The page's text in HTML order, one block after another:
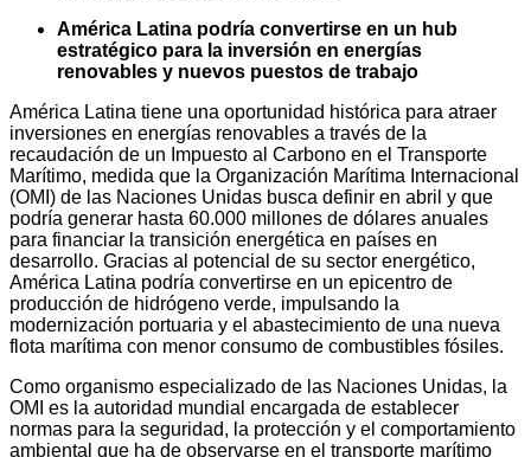
América Latina podría convertirse en un hub
estratégico para la inversión en energías
renovables y nuevos puestos de trabajo
América Latina tiene una oportunidad histórica para atraer
inversiones en energías renovables a través de la
recaudación de un Impuesto al Carbono en el Transporte
Marítimo, medida que la Organización Marítima Internacional
(OMI) de las Naciones Unidas busca definir en abril y que
podría generar hasta 60.000 millones de dólares anuales
para financiar la transición energética en países en
desarrollo. Gracias al potencial de su sector energético,
América Latina podría convertirse en un epicentro de
producción de hidrógeno verde, impulsando la
modernización portuaria y el abastecimiento de una nueva
flota marítima con menor consumo de combustibles fósiles.
Como organismo especializado de las Naciones Unidas, la
OMI es la autoridad mundial encargada de establecer
normas para la seguridad, la protección y el comportamiento
ambiental que ha de observarse en el transporte marítimo